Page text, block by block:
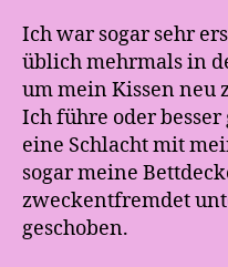
Ich war sogar sehr
üblich mehrmals in
um mein Kissen neu
Ich führe oder
eine Schlacht mit
sogar meine
zweckentfremdet
geschoben.